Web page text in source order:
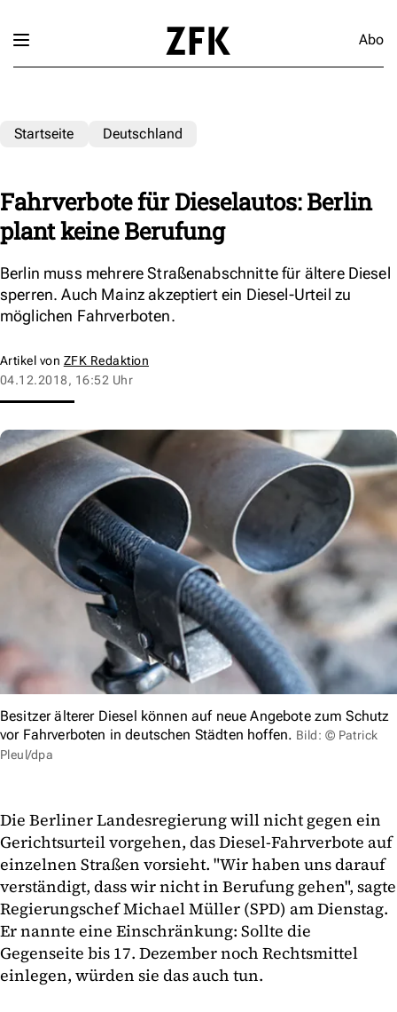
Abo
Startseite Deutschland
Fahrverbote für Dieselautos: Berlin
plant keine Berufung
Berlin muss mehrere Straßenabschnitte für ältere Diesel
sperren. Auch Mainz akzeptiert ein Diesel-Urteil zu
möglichen Fahrverboten.
Artikel von ZFK Redaktion
04.12.2018, 16:52 Uhr
Besitzer älterer Diesel können auf neue Angebote zum Schutz
vor Fahrverboten in deutschen Städten hoffen. Bild: © Patrick
Pleul/dpa
Die Berliner Landesregierung will nicht gegen ein
Gerichtsurteil vorgehen, das Diesel-Fahrverbote auf
einzelnen Straßen vorsieht. "Wir haben uns darauf
verständigt, dass wir nicht in Berufung gehen", sagte
Regierungschef Michael Müller (SPD) am Dienstag.
Er nannte eine Einschränkung: Sollte die
Gegenseite bis 17. Dezember noch Rechtsmittel
einlegen, würden sie das auch tun.